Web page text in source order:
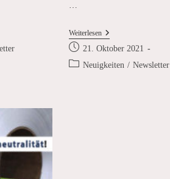
…
WeiterlesenSICON
Dem
Deutschen
Hüttentag
Beitrag
veröffentlicht:
21. Oktober 2021
Beitrags-
Neuigkeiten / Newsletter